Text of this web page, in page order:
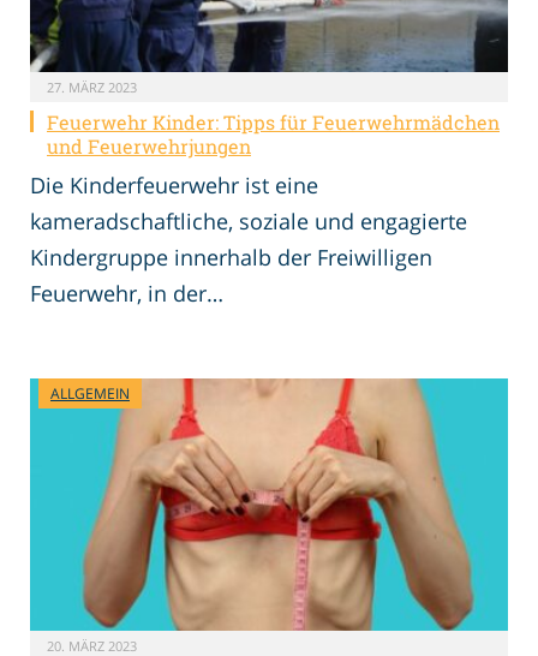
27. MÄRZ 2023
Feuerwehr Kinder: Tipps für Feuerwehrmädchen
und Feuerwehrjungen
Die Kinderfeuerwehr ist eine
kameradschaftliche, soziale und engagierte
Kindergruppe innerhalb der Freiwilligen
Feuerwehr, in der…
ALLGEMEIN
20. MÄRZ 2023